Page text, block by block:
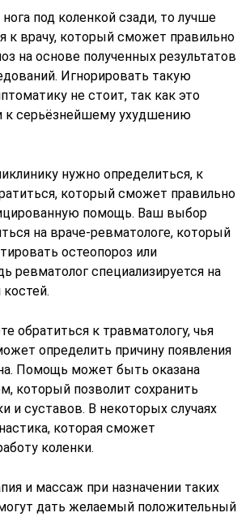
под коленкой сзади, то лучше
к врачу, который сможет правильно
на основе полученных результатов
Игнорировать такую
не стоит, так как это
к серьёзнейшему ухудшению
нужно определиться, к
который сможет правильно
помощь. Ваш выбор
на враче-ревматологе, который
остеопороз или
ревматолог специализируется на
обратиться к травматологу, чья
определить причину появления
Помощь может быть оказана
который позволит сохранить
и суставов. В некоторых случаях
которая сможет
коленки.
и массаж при назначении таких
дать желаемый положительный